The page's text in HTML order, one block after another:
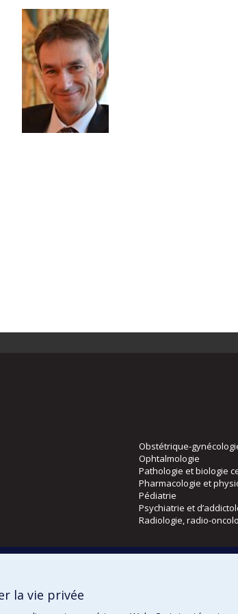
Obstétrique-
Ophtalmologie
Pathologie et biologie
Pharmacologie et
Pédiatrie
Psychiatrie et
Radiologie, radio-
la vie privée